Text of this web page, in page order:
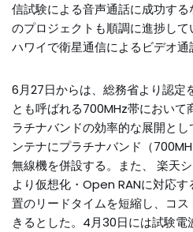
信試験による音声通話に成功す
のプロジェクトも順調に進捗し
ハワイで衛星通信によるビデオ通
6月27日からは、総務省より認定
とも呼ばれる700MHz帯におい
ラチナバンドの効率的な展開と
ンテナにプラチナバンド（
無線機を併設する。また、 楽天
より仮想化・Open RANに対応
置のリードタイムを短縮し、コ
きるとした。4月30日には試験